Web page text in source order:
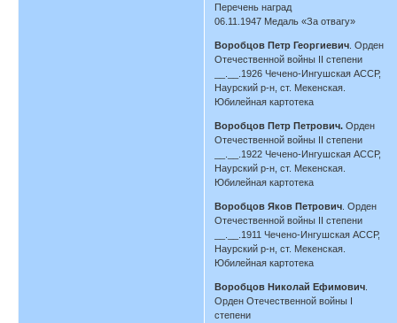
Перечень наград
06.11.1947 Медаль «За отвагу»
Воробцов Петр Георгиевич . Орден
Отечественной войны II степени
__.__.1926 Чечено-Ингушская АССР,
Наурский р-н, ст. Мекенская.
Юбилейная картотека
Воробцов Петр Петрович. Орден
Отечественной войны II степени
__.__.1922 Чечено-Ингушская АССР,
Наурский р-н, ст. Мекенская.
Юбилейная картотека
Воробцов Яков Петрович . Орден
Отечественной войны II степени
__.__.1911 Чечено-Ингушская АССР,
Наурский р-н, ст. Мекенская.
Юбилейная картотека
Воробцов Николай Ефимович
Орден Отечественной войны I
степени